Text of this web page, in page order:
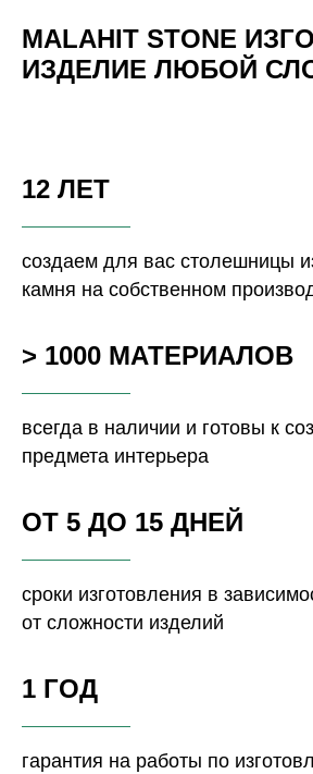
MALAHIT STONE
ИЗДЕЛИЕ ЛЮБОЙ
12 ЛЕТ
создаем для вас столешницы
камня на собственном
> 1000 МАТЕРИАЛОВ
всегда в наличии и готовы к
предмета интерьера
ОТ 5 ДО 15 ДНЕЙ
сроки изготовления в
от сложности изделий
1 ГОД
гарантия на работы по